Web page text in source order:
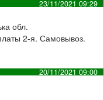
23/11/2021 09:29
обл.
2-я. Самовывоз.
20/11/2021 09:00